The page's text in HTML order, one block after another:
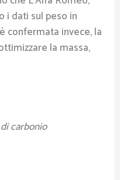
i dati sul peso in
confermata invece, la
la massa,
carbonio